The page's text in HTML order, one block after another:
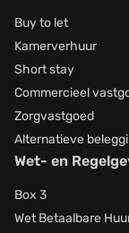
Buy to let
Kamerverhuur
Short stay
Commercieel
Zorgvastgoed
Alternatieve
Wet- en
Box 3
Wet Betaalbare